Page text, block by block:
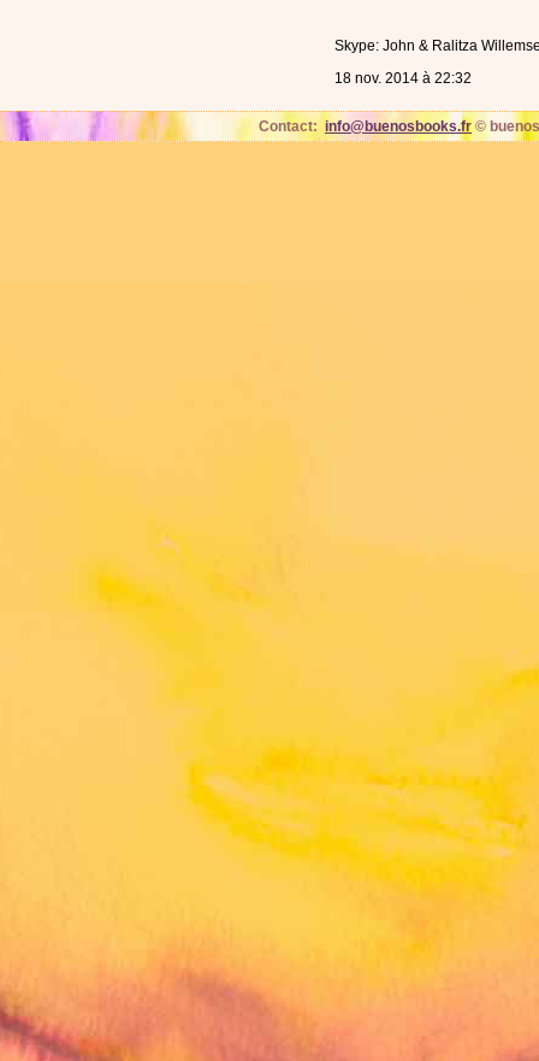
Skype: John & Ralitza
18 nov. 2014 à 22:32
Contact: info@buenosbooks.fr©